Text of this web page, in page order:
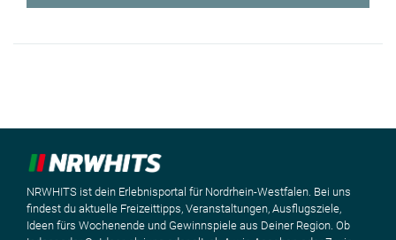
NRWHITS ist dein Erlebnisportal für Nordrhein-Westfalen. Bei uns
findest du aktuelle Freizeittipps, Veranstaltungen, Ausflugsziele,
Ideen fürs Wochenende und Gewinnspiele aus Deiner Region. Ob